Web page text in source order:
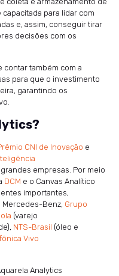
para lidar com
e, assim, conseguir tirar
decisões com os
contar também com a
para que o investimento
garantindo os
CNI de Inovação e
empresas. Por meio
DCM e o Canvas Analítico
importantes,
, Mercedes-Benz, Grupo
(varejo
NTS-Brasil (óleo e
Vivo
Analytics